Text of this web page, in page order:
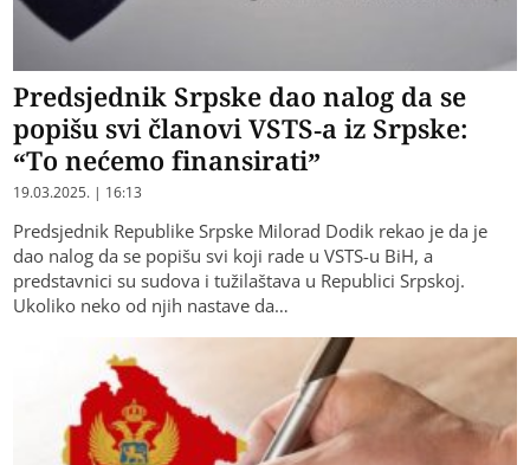
Predsjednik Srpske dao nalog da se
popišu svi članovi VSTS-a iz Srpske:
“To nećemo finansirati”
19.03.2025. | 16:13
Predsjednik Republike Srpske Milorad Dodik rekao je da je
dao nalog da se popišu svi koji rade u VSTS-u BiH, a
predstavnici su sudova i tužilaštava u Republici Srpskoj.
Ukoliko neko od njih nastave da…